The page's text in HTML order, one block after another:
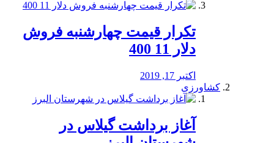
تکرار قیمت چهارشنبه فروش
دلار 11 400
اکتبر 17, 2019
کشاورزی
آغاز برداشت گیلاس در